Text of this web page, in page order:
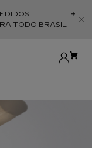
TODO BRASIL